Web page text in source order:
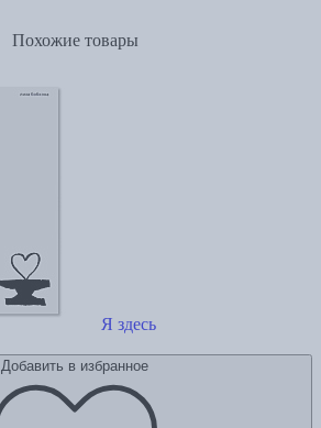
Похожие товары
Я здесь
Добавить в избранное